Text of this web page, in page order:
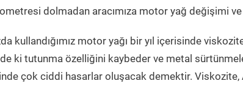
dolmadan aracımıza motor yağ değişimi ve
kullandığımız motor yağı bir yıl içerisinde
ki tutunma özelliğini kaybeder ve metal
çok ciddi hasarlar oluşacak demektir. Viskozite,